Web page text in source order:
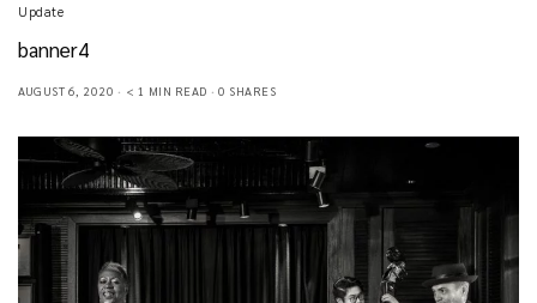
Update
banner4
AUGUST 6, 2020 < 1 MIN READ 0 SHARES